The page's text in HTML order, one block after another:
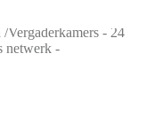
- 24
netwerk -